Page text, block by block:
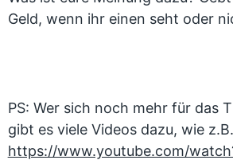
Geld, wenn ihr einen seht oder
PS: Wer sich noch mehr für das
gibt es viele Videos dazu, wie
https://www.youtube.com/